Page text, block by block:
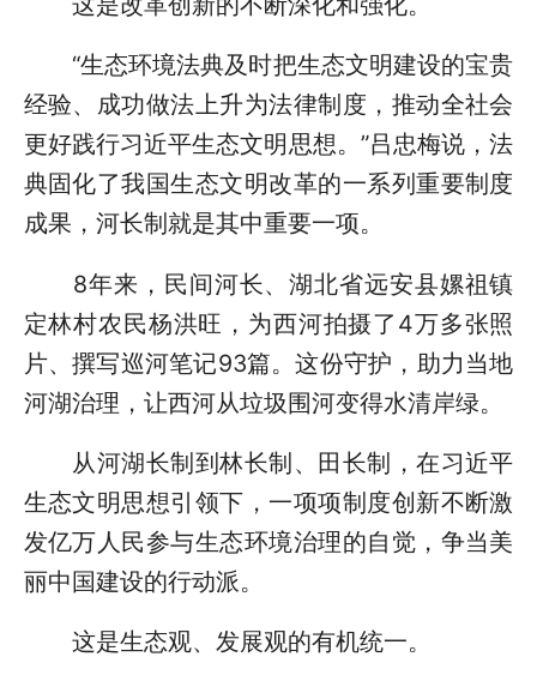
“生态环境法典及时把生态文明建设的宝贵
经验、成功做法上升为法律制度，推动全社会
更好践行习近平生态文明思想。”吕忠梅说，法
典固化了我国生态文明改革的一系列重要制度
成果，河长制就是其中重要一项。
8年来，民间河长、湖北省远安县嫘祖镇
定林村农民杨洪旺，为西河拍摄了4万多张照
片、撰写巡河笔记93篇。这份守护，助力当地
河湖治理，让西河从垃圾围河变得水清岸绿。
从河湖长制到林长制、田长制，在习近平
生态文明思想引领下，一项项制度创新不断激
发亿万人民参与生态环境治理的自觉，争当美
丽中国建设的行动派。
这是生态观、发展观的有机统一。